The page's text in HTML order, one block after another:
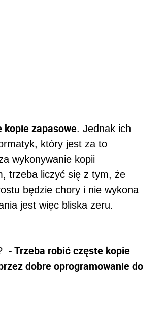
kopie zapasowe. Jednak ich
który jest za to
wykonywanie kopii
trzeba liczyć się z tym, że
będzie chory i nie wykona
jest więc bliska zeru.
- Trzeba robić częste kopie
dobre oprogramowanie do